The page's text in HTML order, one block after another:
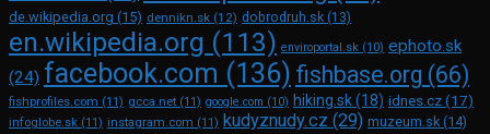
de.wikipedia.org (15) dennikn.sk (12) dobrodruh.sk (13)
en.wikipedia.org (113) enviroportal.sk (10) ephoto.sk
(24) facebook.com (136) fishbase.org (66)
fishprofiles.com (11) gcca.net (11) google.com (10) hiking.sk(18) idnes.cz(17)
infoglobe.sk (11) instagram.com (11) kudyznudy.cz (29) muzeum.sk (14)